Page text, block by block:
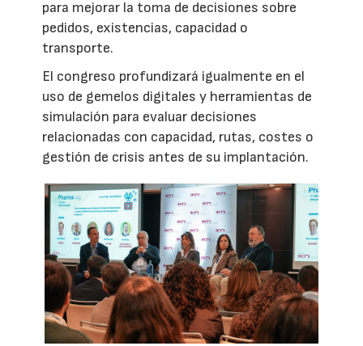
para mejorar la toma de decisiones sobre
pedidos, existencias, capacidad o
transporte.
El congreso profundizará igualmente en el
uso de gemelos digitales y herramientas de
simulación para evaluar decisiones
relacionadas con capacidad, rutas, costes o
gestión de crisis antes de su implantación.